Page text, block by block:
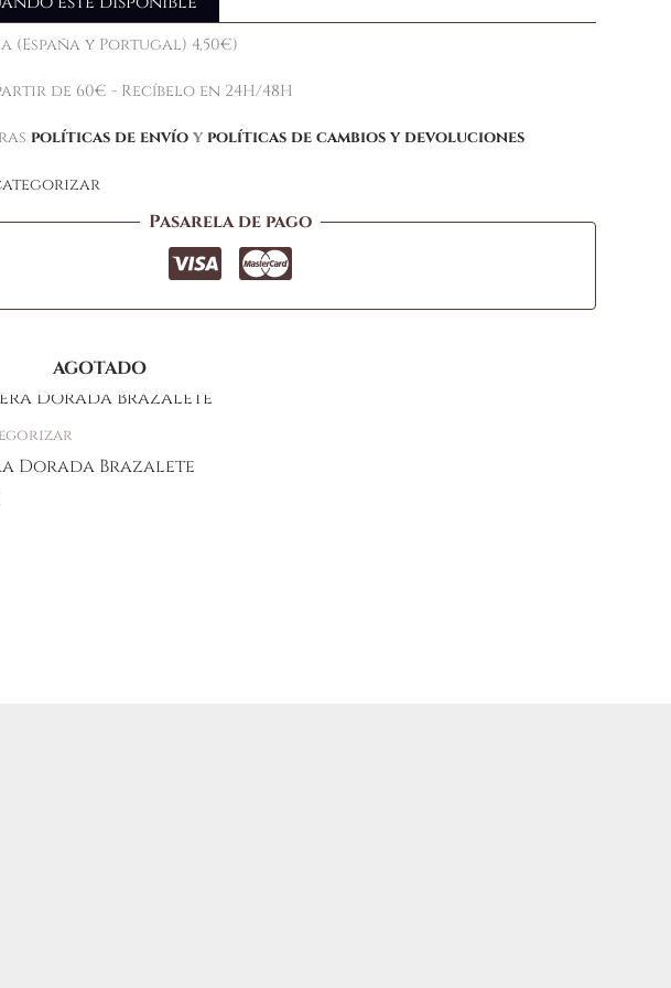
(España y Portugal) 4,50€)
de 60€ - Recíbelo en 24H/48H
políticas de envíoy políticas de cambios y devoluciones
Pasarela de pago
AGOTADO
Dorada Brazalete